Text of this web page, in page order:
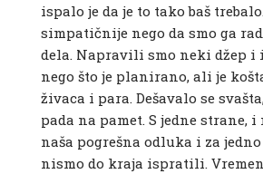
ispalo je da je to tako baš
simpatičnije nego da smo ga
dela. Napravili smo neki džep i
nego što je planirano, ali je
živaca i para. Dešavalo se
pada na pamet. S jedne strane, i
naša pogrešna odluka i za
nismo do kraja ispratili.